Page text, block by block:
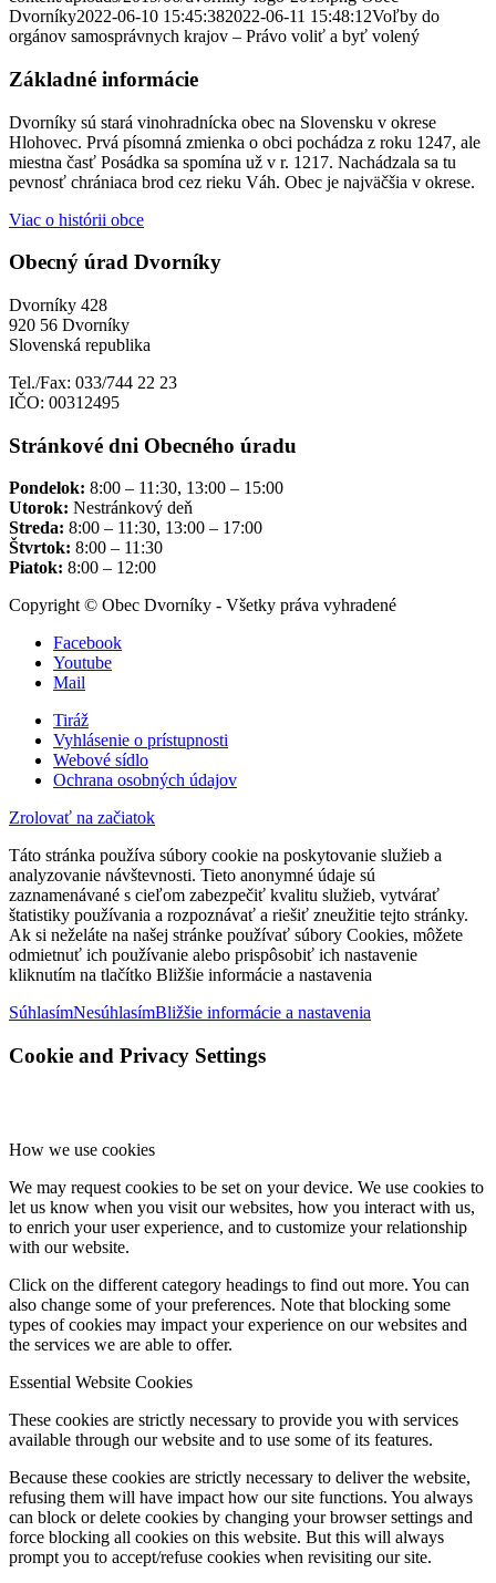
Dvorníky2022-06-10 15:45:382022-06-11 15:48:12Voľby do
orgánov samosprávnych krajov – Právo voliť a byť volený
Základné informácie
Dvorníky sú stará vinohradnícka obec na Slovensku v okrese
Hlohovec. Prvá písomná zmienka o obci pochádza z roku 1247, ale
miestna časť Posádka sa spomína už v r. 1217. Nachádzala sa tu
pevnosť chrániaca brod cez rieku Váh. Obec je najväčšia v okrese.
Viac o histórii obce
Obecný úrad Dvorníky
Dvorníky 428
920 56 Dvorníky
Slovenská republika
Tel./Fax: 033/744 22 23
IČO: 00312495
Stránkové dni Obecného úradu
Pondelok: 8:00 – 11:30, 13:00 – 15:00
Utorok: Nestránkový deň
Streda: 8:00 – 11:30, 13:00 – 17:00
Štvrtok: 8:00 – 11:30
Piatok: 8:00 – 12:00
Copyright © Obec Dvorníky - Všetky práva vyhradené
Facebook
Youtube
Mail
Tiráž
Vyhlásenie o prístupnosti
Webové sídlo
Ochrana osobných údajov
Zrolovať na začiatok
Táto stránka používa súbory cookie na poskytovanie služieb a
analyzovanie návštevnosti. Tieto anonymné údaje sú
zaznamenávané s cieľom zabezpečiť kvalitu služieb, vytvárať
štatistiky používania a rozpoznávať a riešiť zneužitie tejto stránky.
Ak si neželáte na našej stránke používať súbory Cookies, môžete
odmietnuť ich používanie alebo prispôsobiť ich nastavenie
kliknutím na tlačítko Bližšie informácie a nastavenia
SúhlasímNesúhlasímBližšie informácie a nastavenia
Cookie and Privacy Settings
How we use cookies
We may request cookies to be set on your device. We use cookies to
let us know when you visit our websites, how you interact with us,
to enrich your user experience, and to customize your relationship
with our website.
Click on the different category headings to find out more. You can
also change some of your preferences. Note that blocking some
types of cookies may impact your experience on our websites and
the services we are able to offer.
Essential Website Cookies
These cookies are strictly necessary to provide you with services
available through our website and to use some of its features.
Because these cookies are strictly necessary to deliver the website,
refusing them will have impact how our site functions. You always
can block or delete cookies by changing your browser settings and
force blocking all cookies on this website. But this will always
prompt you to accept/refuse cookies when revisiting our site.